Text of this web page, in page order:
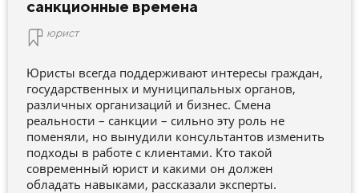
санкционные времена
юрист
Юристы всегда поддерживают интересы граждан,
государственных и муниципальных органов,
различных организаций и бизнес. Смена
реальности – санкции – сильно эту роль не
поменяли, но вынудили консультантов изменить
подходы в работе с клиентами. Кто такой
современный юрист и какими он должен
обладать навыками, рассказали эксперты.